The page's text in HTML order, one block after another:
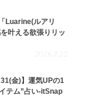
Luarine(ルアリ
叶える欲張りリッ
2026.7.22
金)】運気UPの1
テム”占い-itSnap